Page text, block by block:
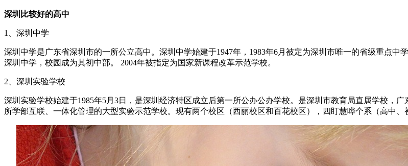
深圳比较好的高中
1、深圳中学
深圳中学是广东省深圳市的一所公立高中。深圳中学始建于1947年，1983年6月被定为深圳市唯一的省级重点中
深圳中学，校园成为其初中部。 2004年被指定为国家新课程改革示范学校。
2、深圳实验学校
深圳实验学校始建于1985年5月3日，是深圳经济特区成立后第一所公办公办学校。是深圳市教育局直属学校，
所学部互联、一体化管理的大型实验示范学校。现有两个校区（西丽校区和百花校区），四盯慧哗个系（高中、